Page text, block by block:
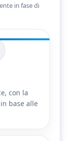
in fase di
con la
in base alle